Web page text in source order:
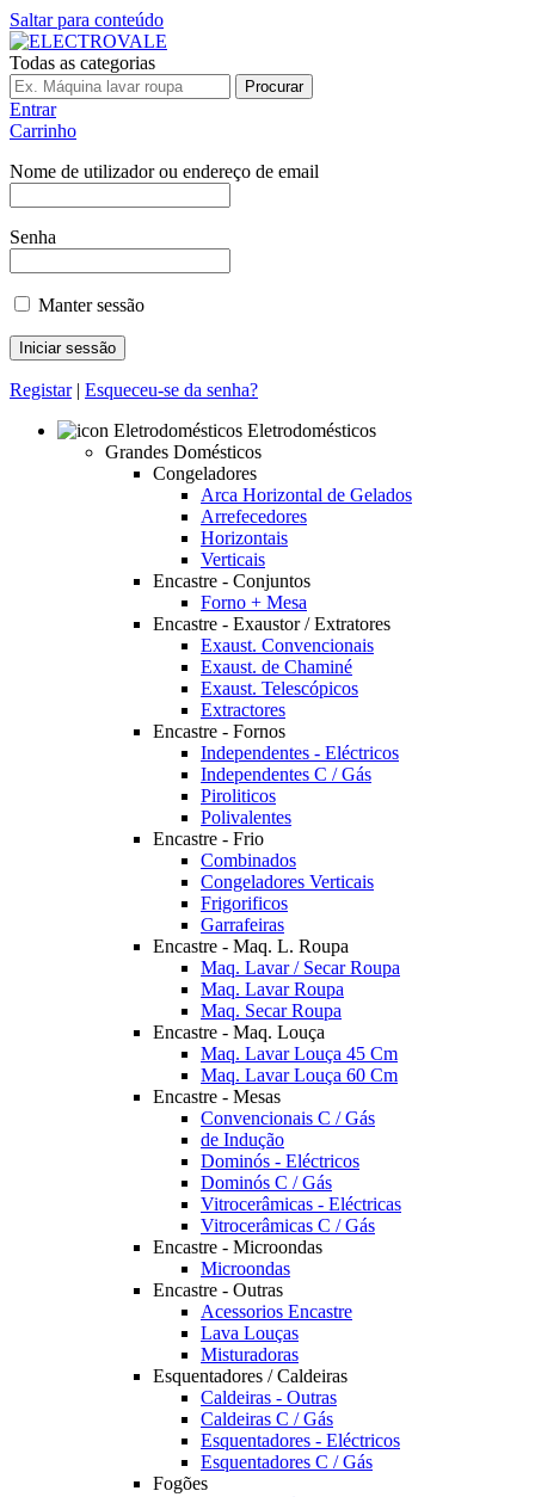
Saltar para conteúdo
Todas as categorias
Procurar
Entrar
Carrinho
Nome de utilizador ou endereço de email
Senha
Manter sessão
Registar| Esqueceu-se da senha?
Eletrodomésticos
Grandes Domésticos
Congeladores
Arca Horizontal de Gelados
Arrefecedores
Horizontais
Verticais
Encastre - Conjuntos
Forno + Mesa
Encastre - Exaustor / Extratores
Exaust. Convencionais
Exaust. de Chaminé
Exaust. Telescópicos
Extractores
Encastre - Fornos
Independentes - Eléctricos
Independentes C / Gás
Piroliticos
Polivalentes
Encastre - Frio
Combinados
Congeladores Verticais
Frigorificos
Garrafeiras
Encastre - Maq. L. Roupa
Maq. Lavar / Secar Roupa
Maq. Lavar Roupa
Maq. Secar Roupa
Encastre - Maq. Louça
Maq. Lavar Louça 45 Cm
Maq. Lavar Louça 60 Cm
Encastre - Mesas
Convencionais C / Gás
de Indução
Dominós - Eléctricos
Dominós C / Gás
Vitrocerâmicas - Eléctricas
Vitrocerâmicas C / Gás
Encastre - Microondas
Microondas
Encastre - Outras
Acessorios Encastre
Lava Louças
Misturadoras
Esquentadores / Caldeiras
Caldeiras - Outras
Caldeiras C / Gás
Esquentadores - Eléctricos
Esquentadores C / Gás
Fogões